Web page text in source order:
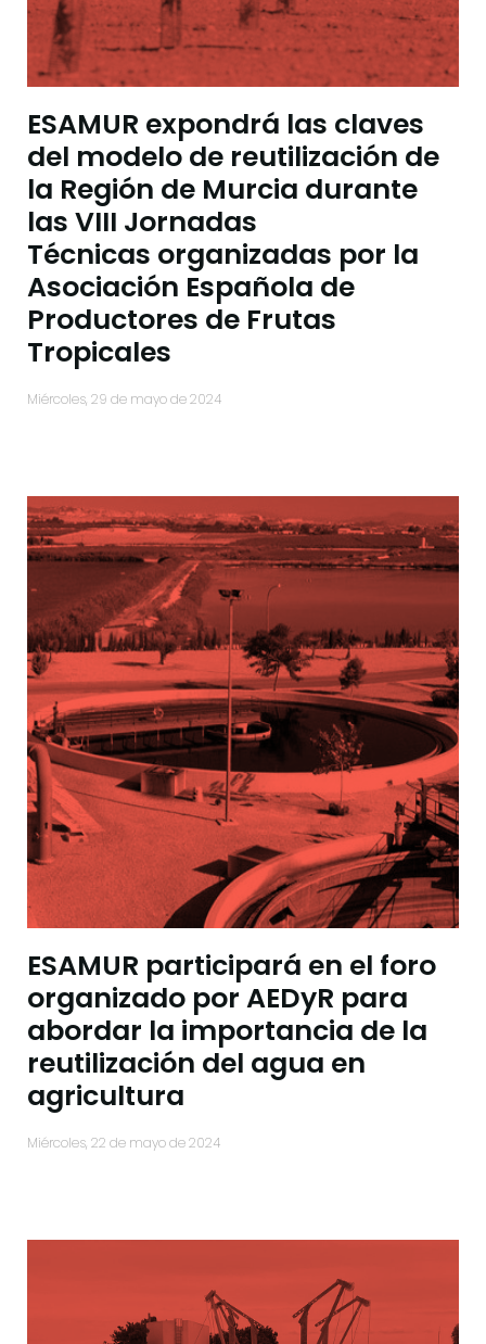
ESAMUR expondrá las claves
del modelo de reutilización de
la Región de Murcia durante
las VIII Jornadas
Técnicas organizadas por la
Asociación Española de
Productores de Frutas
Tropicales
miércoles, 29 de mayo de 2024
ESAMUR participará en el foro
organizado por AEDyR para
abordar la importancia de la
reutilización del agua en
agricultura
miércoles, 22 de mayo de 2024